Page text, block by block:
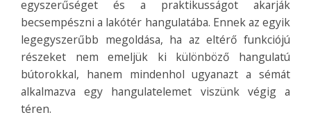
egyszerűséget és a praktikusságot akarják
becsempészni a lakótér hangulatába. Ennek az egyik
legegyszerűbb megoldása, ha az eltérő funkciójú
részeket nem emeljük ki különböző hangulatú
bútorokkal, hanem mindenhol ugyanazt a sémát
alkalmazva egy hangulatelemet viszünk végig a
téren.